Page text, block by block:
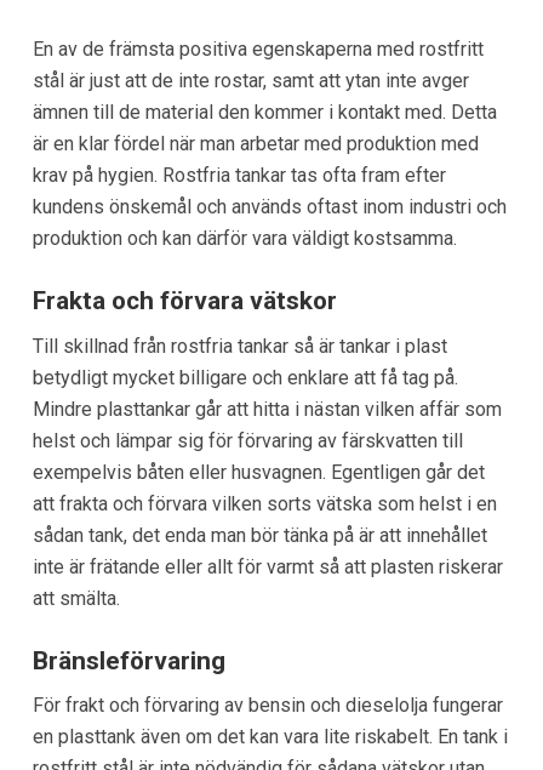
En av de främsta positiva egenskaperna med rostfritt
stål är just att de inte rostar, samt att ytan inte avger
ämnen till de material den kommer i kontakt med. Detta
är en klar fördel när man arbetar med produktion med
krav på hygien. Rostfria tankar tas ofta fram efter
kundens önskemål och används oftast inom industri och
produktion och kan därför vara väldigt kostsamma.
Frakta och förvara vätskor
Till skillnad från rostfria tankar så är tankar i plast
betydligt mycket billigare och enklare att få tag på.
Mindre plasttankar går att hitta i nästan vilken affär som
helst och lämpar sig för förvaring av färskvatten till
exempelvis båten eller husvagnen. Egentligen går det
att frakta och förvara vilken sorts vätska som helst i en
sådan tank, det enda man bör tänka på är att innehållet
inte är frätande eller allt för varmt så att plasten riskerar
att smälta.
Bränsleförvaring
För frakt och förvaring av bensin och dieselolja fungerar
en plasttank även om det kan vara lite riskabelt. En tank i